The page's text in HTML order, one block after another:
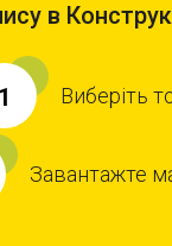
в
1 Виберіть
Завантажте